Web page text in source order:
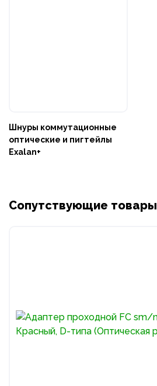
Шнуры коммутационные
оптические и пигтейлы
Exalan+
Сопутствующие товары